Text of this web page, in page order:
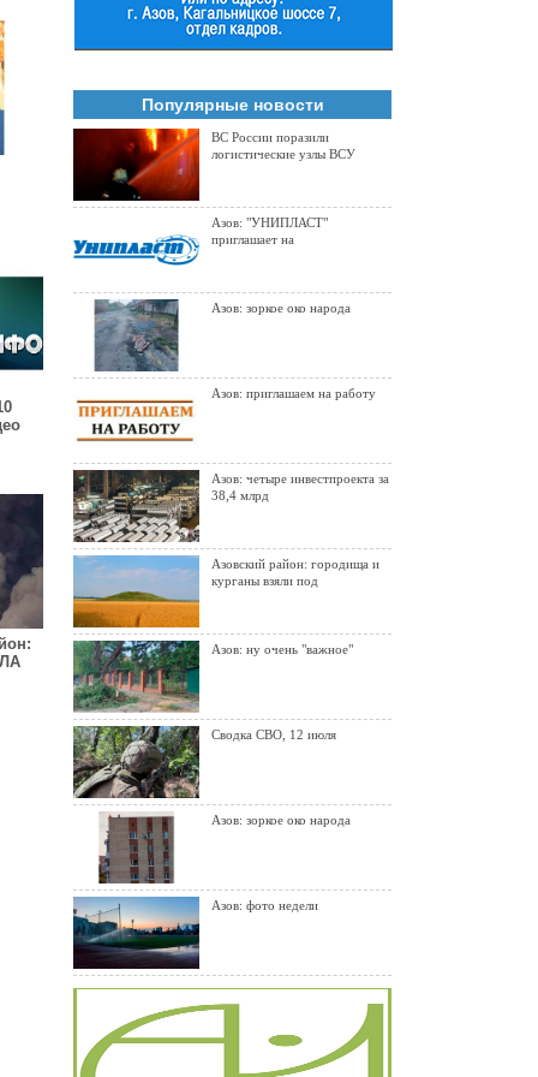
Популярные новости
ВС России поразили
логистические узлы ВСУ
Азов: "УНИПЛАСТ"
приглашает на
Азов: зоркое око народа
Азов: приглашаем на работу
Азов: четыре инвестпроекта за
38,4 млрд
Азовский район: городища и
курганы взяли под
Азов: ну очень "важное"
Сводка СВО, 12 июля
Азов: зоркое око народа
Азов: фото недели